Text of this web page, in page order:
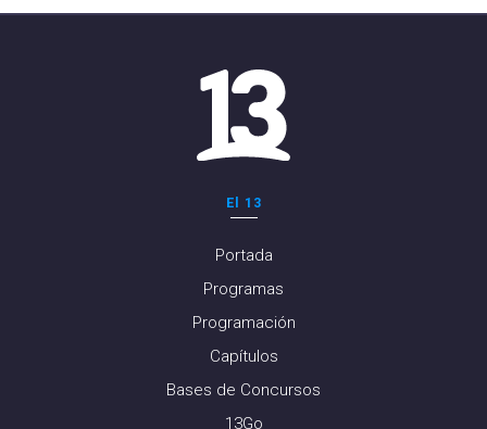
El 13
Portada
Programas
Programación
Capítulos
Bases de Concursos
13Go